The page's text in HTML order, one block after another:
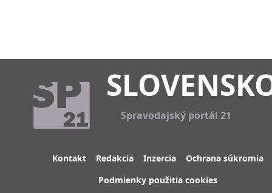
Spravodajský portál 21
Kontakt Redakcia Inzercia
Ochrana súkromia
Podmienky použitia cookies